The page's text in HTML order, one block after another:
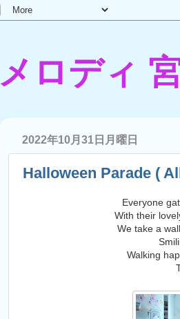
メロディ
2022年10月31日月曜日
Halloween Parade (
Everyone
With their
We take a
Walking